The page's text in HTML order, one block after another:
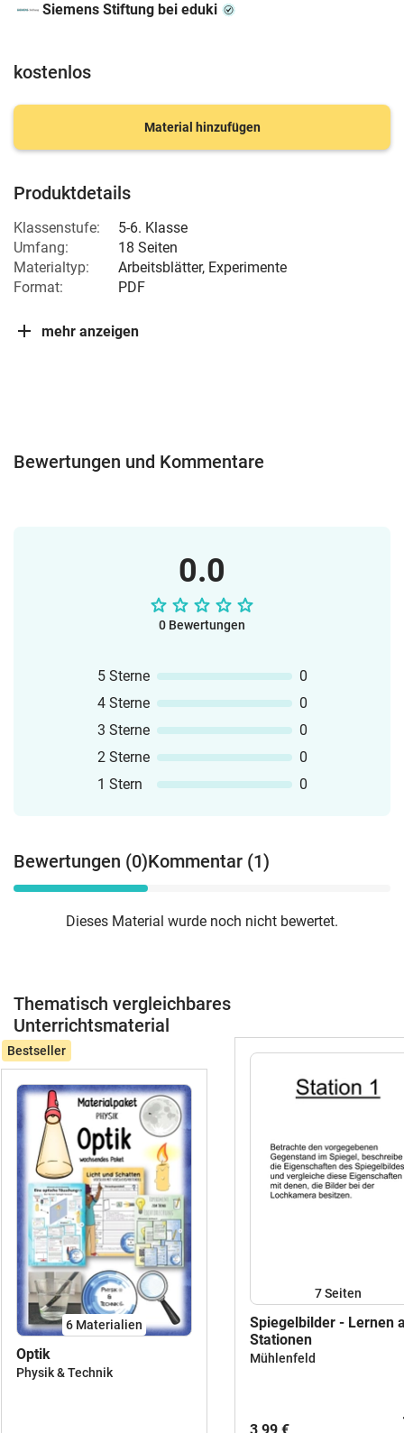
Siemens Stiftung bei eduki
kostenlos
Material hinzufügen
Produktdetails
Klassenstufe:
5-6. Klasse
Umfang:
18 Seiten
Materialtyp:
Arbeitsblätter, Experimente
Format:
PDF
mehr anzeigen
Bewertungen und Kommentare
0.0
0 Bewertungen
5 Sterne
0
4 Sterne
0
3 Sterne
0
2 Sterne
0
1 Stern
0
Bewertungen (0)Kommentar (1)
Dieses Material wurde noch nicht bewertet.
Thematisch vergleichbares
Unterrichtsmaterial
Bestseller
6 Materialien
Optik
Physik & Technik
7Seiten
Spiegelbilder - Lernen
Stationen
Mühlenfeld